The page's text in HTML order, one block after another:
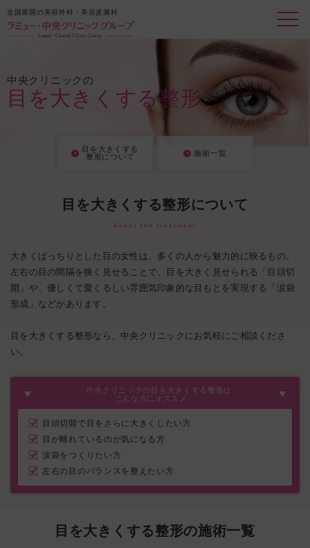
全国展開の美容外科・美容皮膚科
中央クリニックの
目を大きくする整形
目を大きくする
整形について
施術一覧
目を大きくする整形について
About the treatment
大きくぱっちりとした目の女性は、多くの人から魅力的に映るもの。
左右の目の間隔を狭く見せることで、目を大きく見せられる「目頭切
開」や、優しくて愛くるしい雰囲気印象的な目もとを実現する「涙袋
形成」などがあります。
目を大きくする整形なら、中央クリニックにお気軽にご相談くださ
い。
中央クリニックの目を大きくする整形は
こんな方にオススメ
目頭切開で目をさらに大きくしたい方
目が離れているのが気になる方
涙袋をつくりたい方
左右の目のバランスを整えたい方
目を大きくする整形の施術一覧